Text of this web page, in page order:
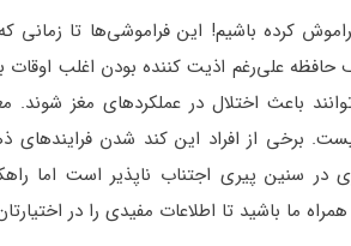
کرده باشیم! این فراموشی‌ها تا زمانی
علی‌رغم اذیت کننده بودن اغلب اوقات
باعث اختلال در عملکردهای مغز شوند.
برخی از افراد این کند شدن فرایندهای
در سنین پیری اجتناب ناپذیر است اما
ما باشید تا اطلاعات مفیدی را در